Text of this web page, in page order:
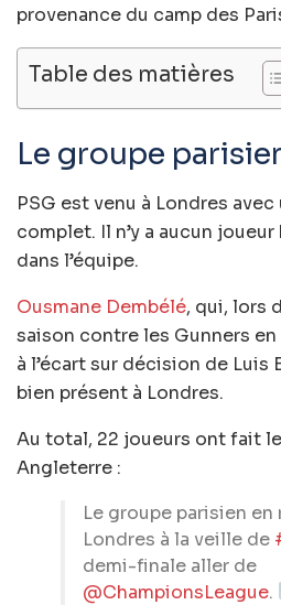
provenance du camp des
Table des matières
Le groupe
PSG est venu à Londres
complet. Il n’y a aucun
dans l’équipe.
Ousmane Dembélé, qui, lors
saison contre les Gunners
à l’écart sur décision de Luis
bien présent à Londres.
Au total, 22 joueurs ont fait
Angleterre :
Le groupe parisien
Londres à la veille de
demi-finale aller de
@ChampionsLeague.